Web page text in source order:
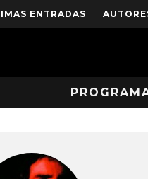
ENTRADAS